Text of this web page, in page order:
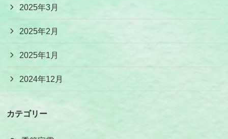
2025年3月
2025年2月
2025年1月
2024年12月
カテゴリー